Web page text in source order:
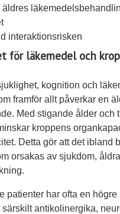
äldres
interaktionsrisken
för läkemedel och
kognition och
framför allt påverkar en
Med stigande ålder och
kroppens
Detta gör att det ibland
orsakas av sjukdom,
patienter har ofta en
antikolinergika,